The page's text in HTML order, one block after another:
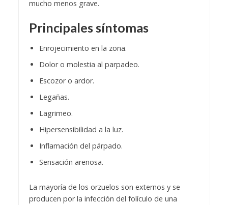
mucho menos grave.
Principales síntomas
Enrojecimiento en la zona.
Dolor o molestia al parpadeo.
Escozor o ardor.
Legañas.
Lagrimeo.
Hipersensibilidad a la luz.
Inflamación del párpado.
Sensación arenosa.
La mayoría de los orzuelos son externos y se
producen por la infección del folículo de una